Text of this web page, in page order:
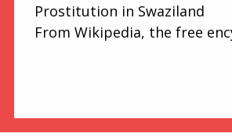
Prostitution in Swaziland
From Wikipedia, the free